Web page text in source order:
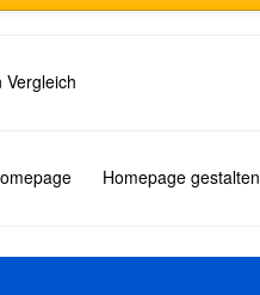
Vergleich
Homepage gestalten